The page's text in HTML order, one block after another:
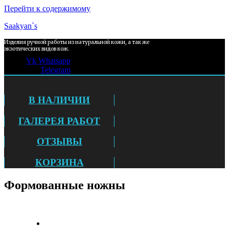
Перейти к содержимому
Saakyan`s
Изделия ручной работы из натуральной кожи, а так же
экзотических видов кож.
Vk Whatsapp
Telegram
В НАЛИЧИИ
ГАЛЕРЕЯ РАБОТ
ОТЗЫВЫ
КОРЗИНА
Формованные ножны